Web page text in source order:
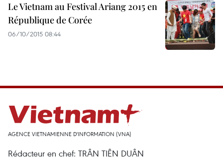
Le Vietnam au Festival Ariang 2015 en
République de Corée
06/10/2015 08:44
AGENCE VIETNAMIENNE D'INFORMATION (VNA)
Rédacteur en chef: TRÂN TIÊN DUÂN